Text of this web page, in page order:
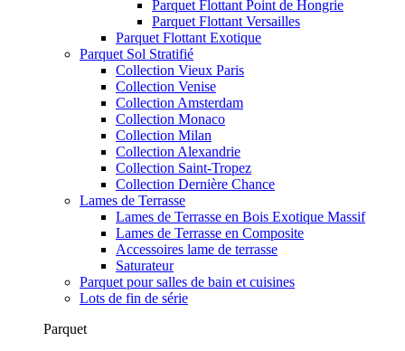
Parquet Flottant Point de Hongrie
Parquet Flottant Versailles
Parquet Flottant Exotique
Parquet Sol Stratifié
Collection Vieux Paris
Collection Venise
Collection Amsterdam
Collection Monaco
Collection Milan
Collection Alexandrie
Collection Saint-Tropez
Collection Dernière Chance
Lames de Terrasse
Lames de Terrasse en Bois Exotique Massif
Lames de Terrasse en Composite
Accessoires lame de terrasse
Saturateur
Parquet pour salles de bain et cuisines
Lots de fin de série
Parquet